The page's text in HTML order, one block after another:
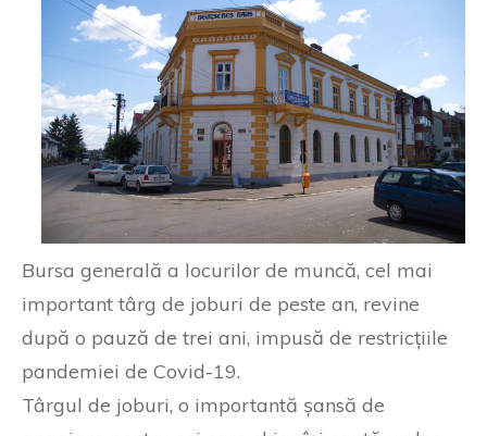
Bursa generală a locurilor de muncă, cel mai
important târg de joburi de peste an, revine
după o pauză de trei ani, impusă de restricțiile
pandemiei de Covid-19.
Târgul de joburi, o importantă șansă de